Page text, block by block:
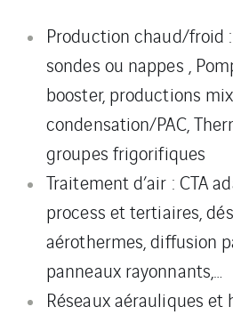
Production chaud/froid
sondes ou nappes ,
booster, productions
condensation/PAC,
groupes frigorifiques
Traitement d’air : CTA
process et tertiaires,
aérothermes, diffusion
panneaux rayonnants,…
Réseaux aérauliques et